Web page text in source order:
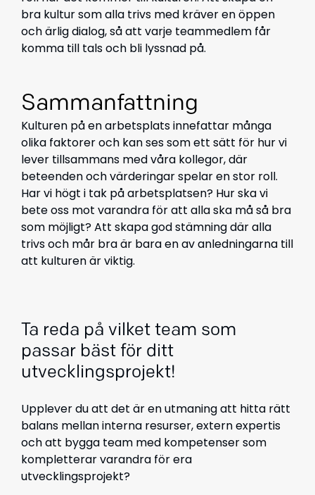
bra kultur som alla trivs med kräver en öppen
och ärlig dialog, så att varje teammedlem får
komma till tals och bli lyssnad på.
Sammanfattning
Kulturen på en arbetsplats innefattar många
olika faktorer och kan ses som ett sätt för hur vi
lever tillsammans med våra kollegor, där
beteenden och värderingar spelar en stor roll.
Har vi högt i tak på arbetsplatsen? Hur ska vi
bete oss mot varandra för att alla ska må så bra
som möjligt? Att skapa god stämning där alla
trivs och mår bra är bara en av anledningarna till
att kulturen är viktig.
Ta reda på vilket team som
passar bäst för ditt
utvecklingsprojekt!
Upplever du att det är en utmaning att hitta rätt
balans mellan interna resurser, extern expertis
och att bygga team med kompetenser som
kompletterar varandra för era
utvecklingsprojekt?